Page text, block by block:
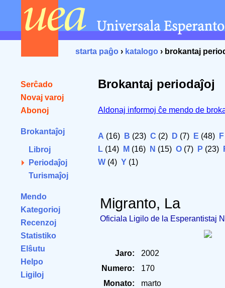
starta paĝo › katalogo › brokantaj
Serĉado
Novaj varoj
Abonoj
Brokantaĵoj
Libroj
Periodaĵoj
Turismaĵoj
Mendo
Kategorioj
Recenzoj
Statistiko
Elŝutu
Helpo
Ligiloj
Brokantaj periodaĵoj
Aldonaj informoj ĉe mendo de
A (16) B (23) C (2) D (7) E (48) F
L (14) M (16) N (15) O (7) P (23)
W (4) Y (1)
Migranto, La
Oficiala Ligilo de la Esperantistaj
Jaro:
2002
Numero:
170
Monato:
marto